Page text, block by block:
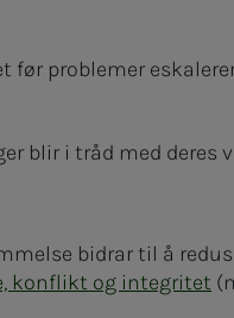
problemer
blir i tråd med deres
bidrar til å
konflikt og integritet